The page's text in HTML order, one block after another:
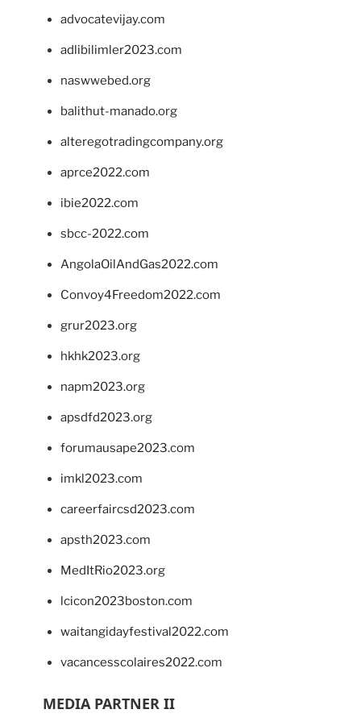
advocatevijay.com
adlibilimler2023.com
naswwebed.org
balithut-manado.org
alteregotradingcompany.org
aprce2022.com
ibie2022.com
sbcc-2022.com
AngolaOilAndGas2022.com
Convoy4Freedom2022.com
grur2023.org
hkhk2023.org
napm2023.org
apsdfd2023.org
forumausape2023.com
imkl2023.com
careerfaircsd2023.com
apsth2023.com
MedItRio2023.org
lcicon2023boston.com
waitangidayfestival2022.com
vacancesscolaires2022.com
MEDIA PARTNER II